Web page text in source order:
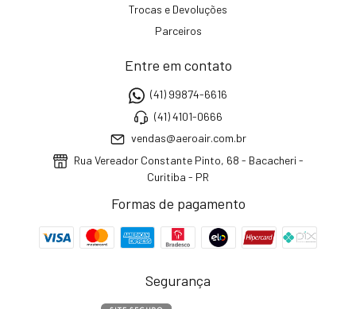
Trocas e Devoluções
Parceiros
Entre em contato
(41) 99874-6616
(41) 4101-0666
vendas@aeroair.com.br
Rua Vereador Constante Pinto, 68 - Bacacheri -
Curitiba - PR
Formas de pagamento
Segurança